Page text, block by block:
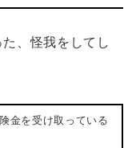
、怪我をしてし
金を受け取っている